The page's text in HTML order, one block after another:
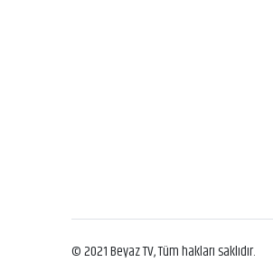
© 2021 Beyaz TV, Tüm hakları saklıdır.